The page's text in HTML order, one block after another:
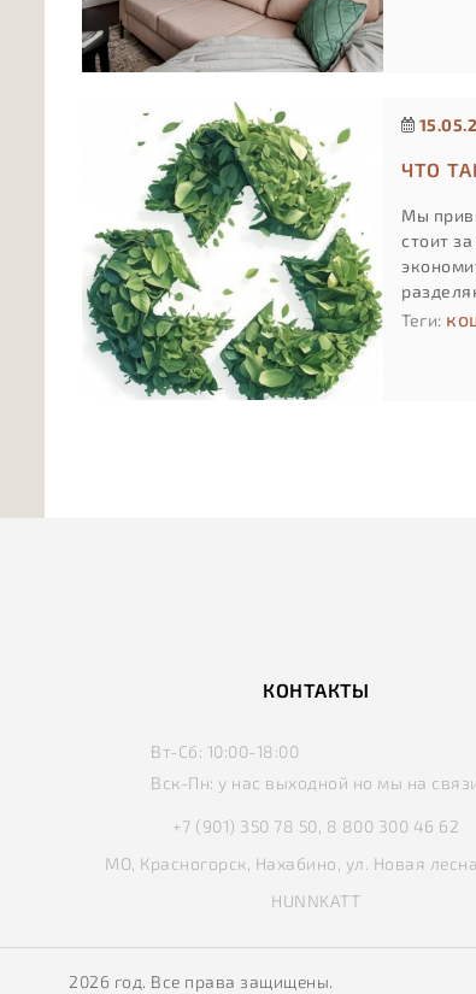
ЧТО
Мы
стоит
Теги:
КОНТАКТЫ
Вт-Сб: 10:00-18:00
Вск-Пн:у нас выходной но мы на
+7 (901) 350 78 50, 8 800 300 46 62
МО, Красногорск, Нахабино, ул. Новая
HUNNKATT
2026 год. Все права защищены.